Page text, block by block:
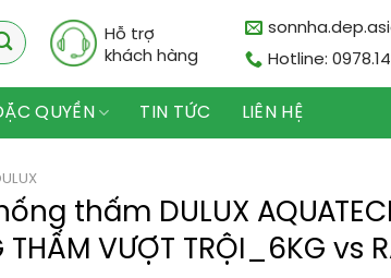
Hỗ trợ
khách hàng
Hotline:
QUYỀN TIN TỨC LIÊN HỆ
thấm DULUX
THẤM VƯỢT TRỘI_6KG vs